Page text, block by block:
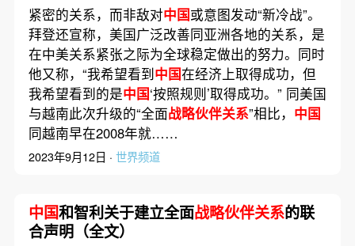
紧密的关系，而非敌对中国或意图发动“新冷战”。
拜登还宣称，美国广泛改善同亚洲各地的关系，是
在中美关系紧张之际为全球稳定做出的努力。同时
他又称，“我希望看到中国在经济上取得成功，但
我希望看到的是中国‘按照规则’取得成功。” 同美国
与越南此次升级的“全面战略伙伴关系”相比， 中国
同越南早在2008年就……
2023年9月12日 · 世界频道
中国和智利关于建立全面战略伙伴关系的联
合声明（全文）